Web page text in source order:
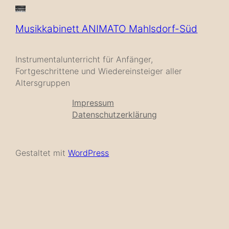
Musikkabinett ANIMATO Mahlsdorf-Süd
Instrumentalunterricht für Anfänger,
Fortgeschrittene und Wiedereinsteiger aller
Altersgruppen
Impressum
Datenschutzerklärung
Gestaltet mitWordPress